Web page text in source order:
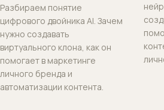
Разбираем понятие
цифрового двойника AI. Зачем
нужно создавать
виртуального клона, как он
помогает в маркетинге
личного бренда и
автоматизации контента.